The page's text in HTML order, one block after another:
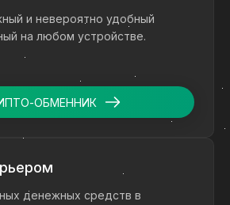
и невероятно удобный
на любом устройстве.
ОБМЕННИК
денежных средств в